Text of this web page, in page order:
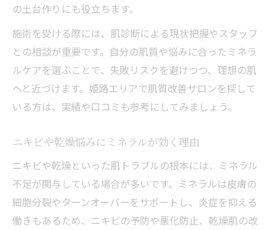
の土台作りにも役立ちます。
施術を受ける際には、肌診断による現状把握やスタッフ
との相談が重要です。自分の肌質や悩みに合ったミネラ
ルケアを選ぶことで、失敗リスクを避けつつ、理想の肌
へと近づけます。姫路エリアで肌質改善サロンを探して
いる方は、実績や口コミも参考にしてみましょう。
ニキビや乾燥悩みにミネラルが効く理由
ニキビや乾燥といった肌トラブルの根本には、ミネラル
不足が関与している場合が多いです。ミネラルは皮膚の
細胞分裂やターンオーバーをサポートし、炎症を抑える
働きもあるため、ニキビの予防や悪化防止、乾燥肌の改